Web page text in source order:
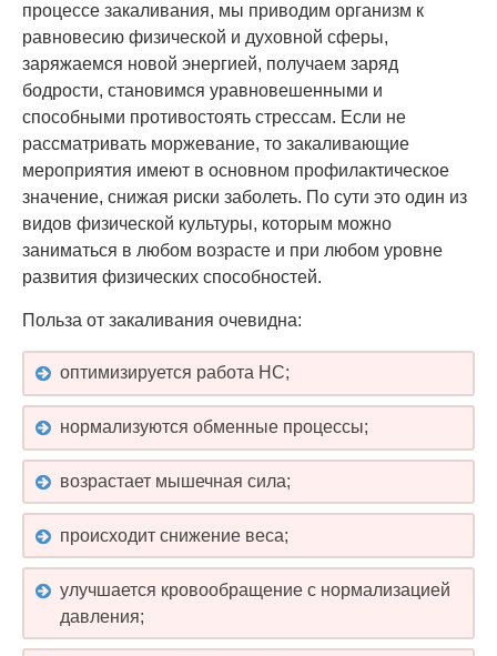
процессе закаливания, мы приводим организм к
равновесию физической и духовной сферы,
заряжаемся новой энергией, получаем заряд
бодрости, становимся уравновешенными и
способными противостоять стрессам. Если не
рассматривать моржевание, то закаливающие
мероприятия имеют в основном профилактическое
значение, снижая риски заболеть. По сути это один из
видов физической культуры, которым можно
заниматься в любом возрасте и при любом уровне
развития физических способностей.
Польза от закаливания очевидна:
оптимизируется работа НС;
нормализуются обменные процессы;
возрастает мышечная сила;
происходит снижение веса;
улучшается кровообращение с нормализацией
давления;